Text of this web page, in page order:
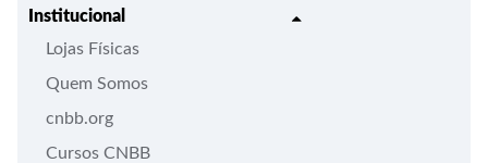
Institucional
Lojas Físicas
Quem Somos
cnbb.org
Cursos CNBB